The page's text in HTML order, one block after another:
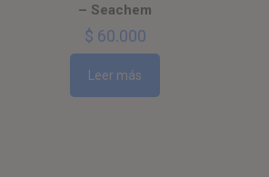
– Seachem
$ 60.000
Leer más